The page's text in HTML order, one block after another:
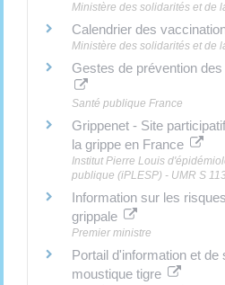
Ministère des solidarités et de
Calendrier des
Ministère des solidarités et de
Gestes de prévention
Santé publique France
Grippenet - Site
la grippe en France
Institut Pierre Louis
publique (iPLESP) - UMR S
Information sur les
grippale
Premier ministre
Portail d'information et de
moustique tigre